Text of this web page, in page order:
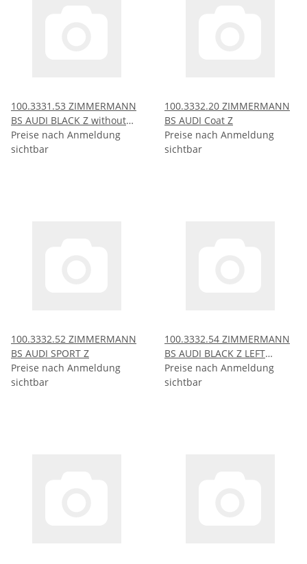
100.3331.53 ZIMMERMANN
BS AUDI BLACK Z without
ABE
Preise nach Anmeldung
sichtbar
100.3332.20 ZIMMERMANN
BS AUDI Coat Z
Preise nach Anmeldung
sichtbar
100.3332.52 ZIMMERMANN
BS AUDI SPORT Z
Preise nach Anmeldung
sichtbar
100.3332.54 ZIMMERMANN
BS AUDI BLACK Z LEFT
without ABE
Preise nach Anmeldung
sichtbar